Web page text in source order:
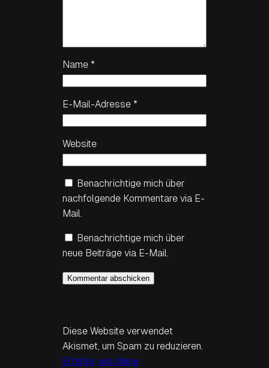
Name *
E-Mail-Adresse *
Website
Benachrichtige mich über
nachfolgende Kommentare via E-
Mail.
Benachrichtige mich über
neue Beiträge via E-Mail.
Diese Website verwendet
Akismet, um Spam zu reduzieren.
Erfahre, wie deine